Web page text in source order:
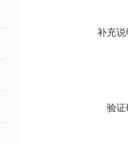
补充说
验证